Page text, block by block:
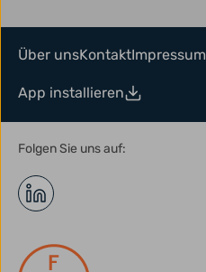
Über unsKontaktImpressum
App installieren
Folgen Sie uns auf: